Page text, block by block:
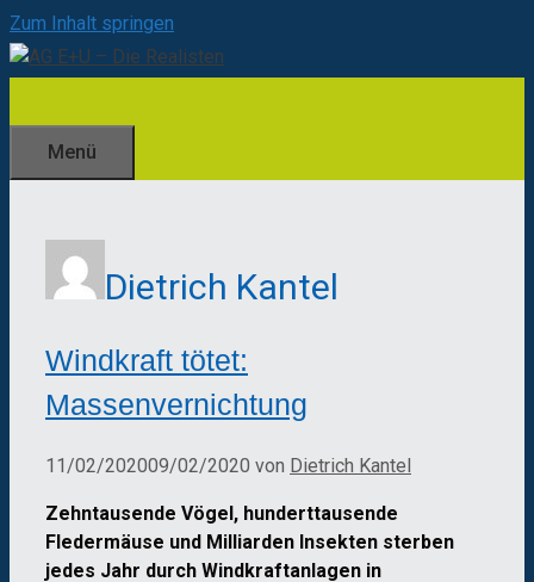
Zum Inhalt springen
Menü
Dietrich Kantel
Windkraft tötet:
Massenvernichtung
11/02/202009/02/2020 von Dietrich Kantel
Zehntausende Vögel, hunderttausende
Fledermäuse und Milliarden Insekten sterben
jedes Jahr durch Windkraftanlagen in